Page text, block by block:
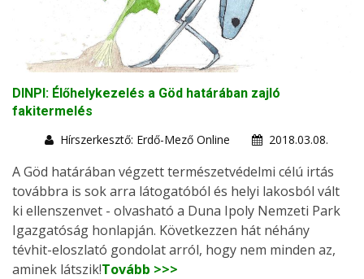
DINPI: Élőhelykezelés a Göd határában zajló
fakitermelés
Hírszerkesztő: Erdő-Mező Online
2018.03.08.
A Göd határában végzett természetvédelmi célú irtás
továbbra is sok arra látogatóból és helyi lakosból vált
ki ellenszenvet - olvasható a Duna Ipoly Nemzeti Park
Igazgatóság honlapján. Következzen hát néhány
tévhit-eloszlató gondolat arról, hogy nem minden az,
aminek látszik!Tovább >>>